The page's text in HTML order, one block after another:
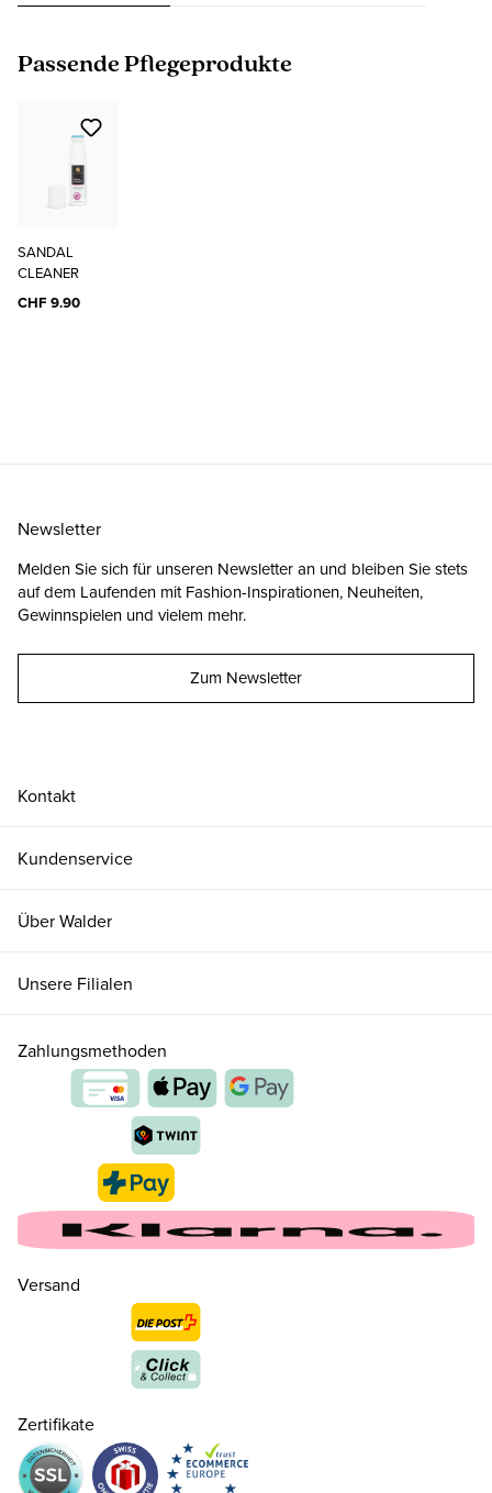
36 ( 3½ ) CHF 169.00
CHF 169.00
37.5 ( 4½ ) CHF 169.00
Produktgalerie überspringen
Passende Pflegeprodukte
SANDAL
CLEANER
CHF 9.90
Kontakt
Kundenservice
Über Walder
Unsere Filialen
Newsletter
Melden Sie sich für unseren Newsletter an und bleiben Sie stets
auf dem Laufenden mit Fashion-Inspirationen, Neuheiten,
Gewinnspielen und vielem mehr.
Zum Newsletter
Zahlungsmethoden
Versand
Zertifikate